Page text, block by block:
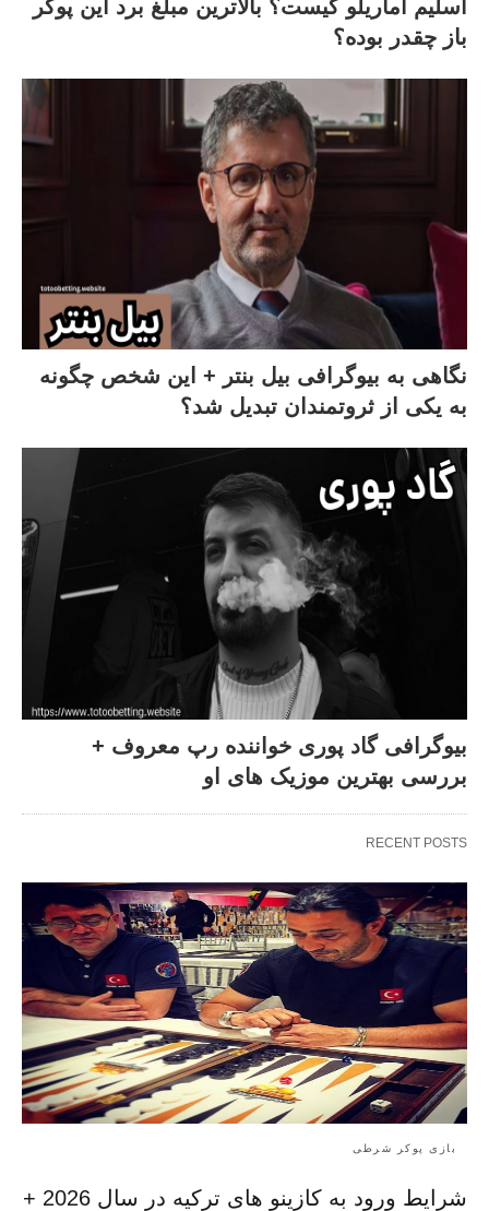
اسلیم آماریلو کیست؟ بالاترین مبلغ برد این پوکر
باز چقدر بوده؟
نگاهی به بیوگرافی بیل بنتر + این شخص چگونه
به یکی از ثروتمندان تبدیل شد؟
بیوگرافی گاد پوری خواننده رپ معروف +
بررسی بهترین موزیک های او
RECENT POSTS
بازی پوکر شرطی
شرایط ورود به کازینو های ترکیه در سال 2026 +